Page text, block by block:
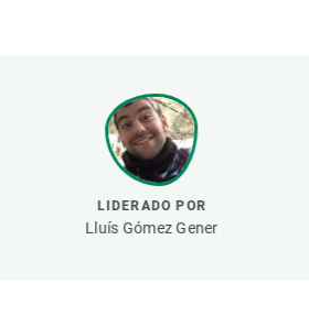
LIDERADO POR
Lluís Gómez Gener
Synthesis Actions